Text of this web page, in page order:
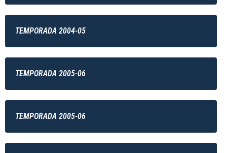
TEMPORADA 2004-05
TEMPORADA 2005-06
TEMPORADA 2005-06